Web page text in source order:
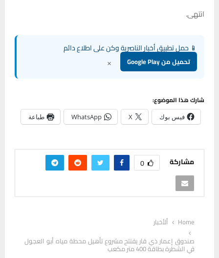
انتهى.
📱 حمل تطبيق أخبار الناصرية وكن على اطلاع دائم
تحميل من Google Play ×
شارك هذا الموضوع:
فيس بوك X
WhatsApp طباعة
مشاركة 0
Home
ألأخبار
صندوق إعمار ذي قار يفتتح مشروع تأهيل محطة مياه أبو العجول
في الشطرة بطاقة 400 متر مكعب